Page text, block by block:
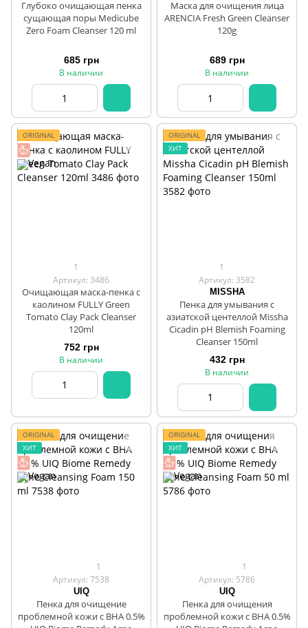
Глубоко очищающая пенка
сущающая поры Medicube
Zero Foam Cleanser 120 ml
685 грн
В наличии
Маска для очищения лица
ARENCIA Fresh Green Cleanser
120g
689 грн
В наличии
ORIGINAL
1
Артикул: 3486
Очищающая маска-пенка с
каолином FULLY Green
Tomato Clay Pack Cleanser
120ml
752 грн
В наличии
ORIGINAL
ХИТ
1
Артикул: 3582
MISSHA
Пенка для умывания с
азиатской центеллой Missha
Cicadin pH Blemish Foaming
Cleanser 150ml
432 грн
В наличии
ORIGINAL
ХИТ
1
Артикул: 7538
UIQ
Пенка для очищение
проблемной кожи с ВНА 0.5%
ORIGINAL
ХИТ
1
Артикул: 5786
UIQ
Пенка для очищения
проблемной кожи с ВНА 0.5%